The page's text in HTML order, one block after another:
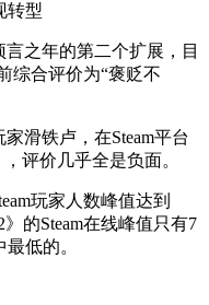
转型
言之年的第二个扩展，目
综合评价为“褒贬不
滑铁卢，在Steam平台
评价几乎全是负面。
玩家人数峰值达到
的Steam在线峰值只有7
低的。